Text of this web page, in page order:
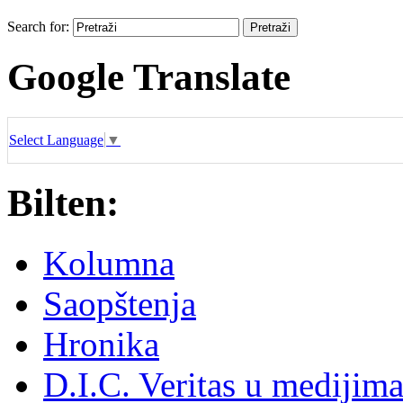
Search for:
Google Translate
Select Language ▼
Bilten:
Kolumna
Saopštenja
Hronika
D.I.C. Veritas u medijima